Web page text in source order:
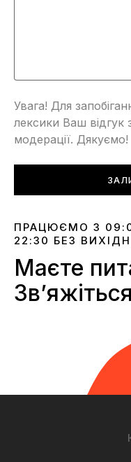
Увага! Для
лексики Ваш відгук
модерації. Дякуємо!
ПРАЦЮЄМО З
22:30 БЕЗ
Маєте